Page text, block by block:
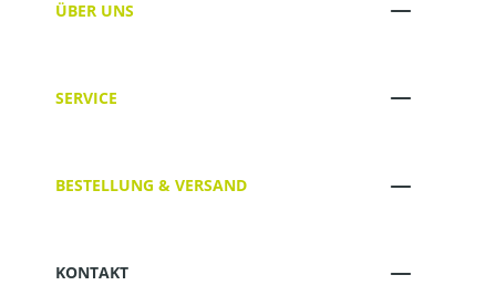
ÜBER UNS
SERVICE
BESTELLUNG & VERSAND
KONTAKT